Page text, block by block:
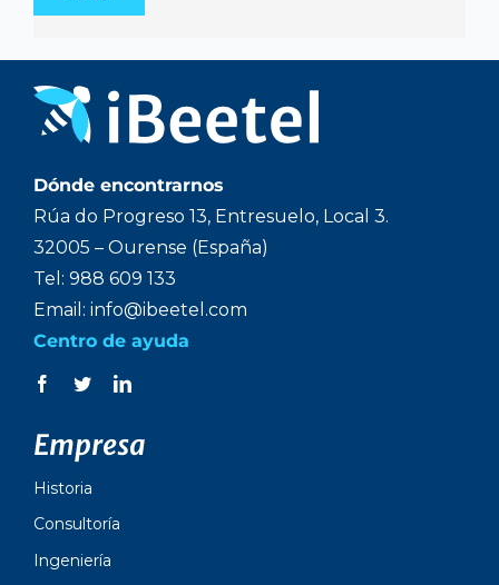
Dónde encontrarnos
Rúa do Progreso 13, Entresuelo, Local 3.
32005 – Ourense (España)
Tel: 988 609 133
Email: info@ibeetel.com
Centro de ayuda
Empresa
Historia
Consultoría
Ingeniería